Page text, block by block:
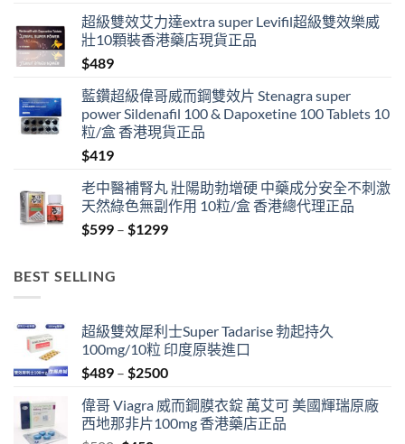
超級雙效艾力達extra super Levifil超級雙效樂威
壯10顆裝香港藥店現貨正品
$489
藍鑽超級偉哥威而鋼雙效片 Stenagra super
power Sildenafil 100 & Dapoxetine 100 Tablets 10
粒/盒 香港現貨正品
$419
老中醫補腎丸 壯陽助勃增硬 中藥成分安全不刺激
天然綠色無副作用 10粒/盒 香港總代理正品
$599 – $1299Price
BEST SELLING
超級雙效犀利士Super Tadarise 勃起持久
100mg/10粒 印度原裝進口
$489 – $2500Price
$489
through
偉哥 Viagra 威而鋼膜衣錠 萬艾可 美國輝瑞原廠
西地那非片100mg 香港藥店正品